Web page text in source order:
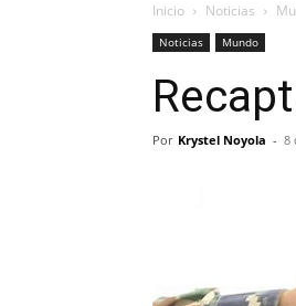
Inicio Noticias
Noticias Mundo
Por Krystel Noyola - 8